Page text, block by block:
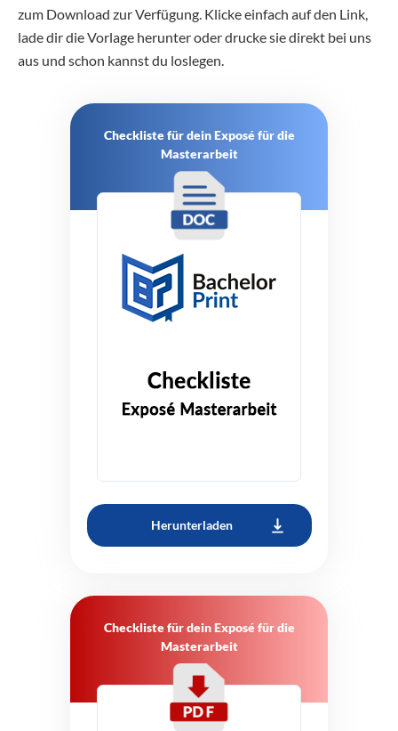
zum Download zur Verfügung. Klicke einfach auf den Link,
lade dir die Vorlage herunter oder drucke sie direkt bei uns
aus und schon kannst du loslegen.
Checkliste für dein Exposé für die
Masterarbeit
Herunterladen
Checkliste für dein Exposé für die
Masterarbeit